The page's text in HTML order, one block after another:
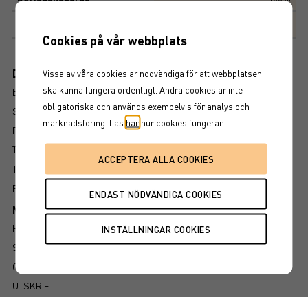
Dokument
BROSCHYR
SLUTLIGA VILLKOR
PROSPEKT
TILLÄGG
TILLÄGG
FAKTABLAD
Mer information om produkten
RISK
SÅ LÄSER DU FAKTABLADET
GRUNDPROSPEKT
UTSKRIFT
Cookies på vår webbplats
Vissa av våra cookies är nödvändiga för att webbplatsen
ska kunna fungera ordentligt. Andra cookies är inte
obligatoriska och används exempelvis för analys och
marknadsföring. Läs härhur cookies fungerar.